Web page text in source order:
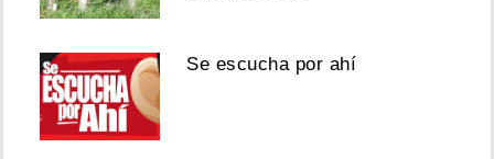
Se escucha por ahí